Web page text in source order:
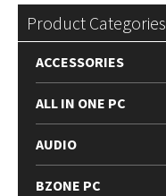
Product Categories
ACCESSORIES
ALL IN ONE PC
AUDIO
BZONE PC